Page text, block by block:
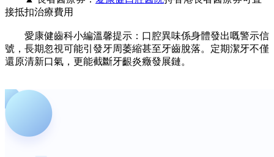
接抵扣治療費用
愛康健齒科小編溫馨提示‌：口腔異味係身體發出嘅警示信
號，長期忽視可能引發牙周萎縮甚至牙齒脫落。定期潔牙不僅
還原清新口氣，更能截斷牙齦炎癥發展鏈。